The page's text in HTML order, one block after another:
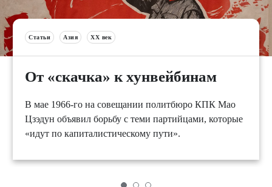
Статьи Азия XX век
От «скачка» к хунвейбинам
В мае 1966-го на совещании политбюро КПК Мао
Цзэдун объявил борьбу с теми партийцами, которые
«идут по капиталистическому пути».